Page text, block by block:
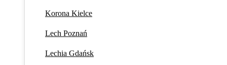
Korona Kielce
Lech Poznań
Lechia Gdańsk